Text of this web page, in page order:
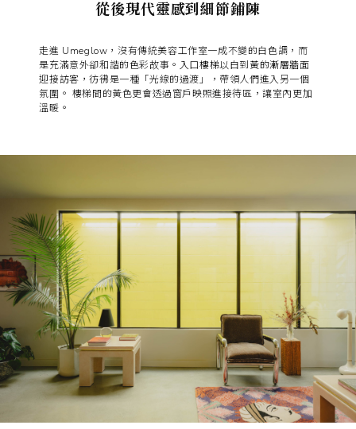
從後現代靈感到細節鋪陳
走進 Umeglow，沒有傳統美容工作室一成不變的白色調，而
是充滿意外卻和諧的色彩故事。 入口樓梯以白到黃的漸層牆面
迎接訪客 ，彷彿是一種「光線的過渡」，帶領人們進入另一個
氛圍。 樓梯間的黃色更會透過窗戶映照進接待區，讓室內更加
溫暖。